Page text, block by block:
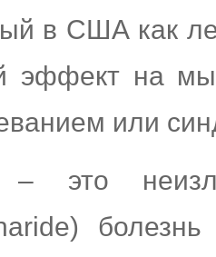
в США как
эффект на
или
это